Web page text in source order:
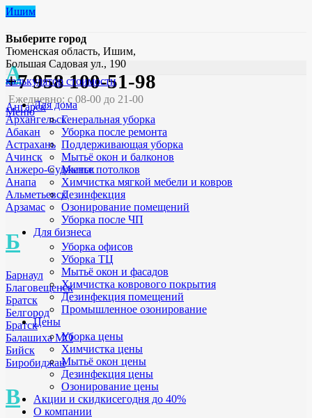
Ишим
Выберите город
А
Ангарск
Архангельск
Абакан
Астрахань
Ачинск
Анжеро-Судженск
Анапа
Альметьевск
Арзамас
Б
Барнаул
Благовещенск
Братск
Белгород
Братск
Балашиха МО
Бийск
Биробиджан
В
Тюменская область, Ишим,
Большая Садовая ул., 190
+7 958 100-51-98
Ежедневно: с 08-00 до 21-00
Меню
калькулятор стоимости
Для дома
Генеральная уборка
Уборка после ремонта
Поддерживающая уборка
Мытьё окон и балконов
Мытье потолков
Химчистка мягкой мебели и ковров
Дезинфекция
Озонирование помещений
Уборка после ЧП
Для бизнеса
Уборка офисов
Уборка ТЦ
Мытьё окон и фасадов
Химчистка коврового покрытия
Дезинфекция помещений
Промышленное озонирование
Цены
Уборка цены
Химчистка цены
Мытьё окон цены
Дезинфекция цены
Озонирование цены
Акции и скидкисегодня до 40%
О компании